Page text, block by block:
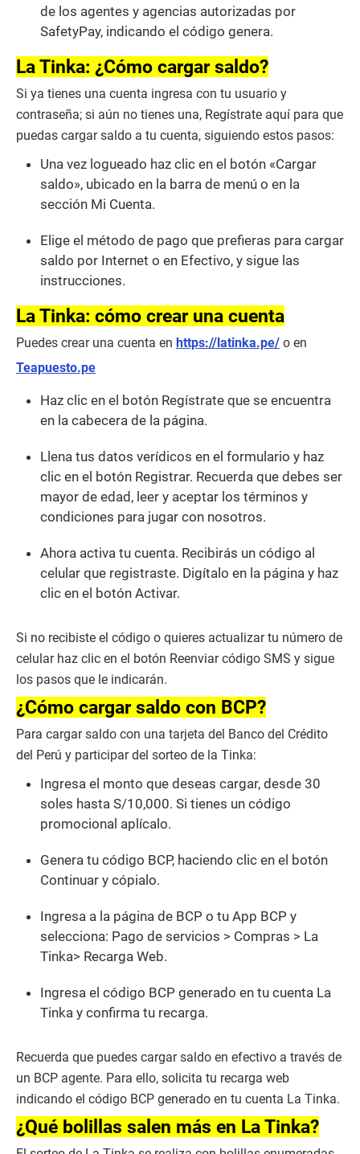
de los agentes y agencias autorizadas por
SafetyPay, indicando el código genera.
La Tinka: ¿Cómo cargar saldo?
Si ya tienes una cuenta ingresa con tu usuario y
contraseña; si aún no tienes una, Regístrate aquí para que
puedas cargar saldo a tu cuenta, siguiendo estos pasos:
Una vez logueado haz clic en el botón «Cargar
saldo», ubicado en la barra de menú o en la
sección Mi Cuenta.
Elige el método de pago que prefieras para cargar
saldo por Internet o en Efectivo, y sigue las
instrucciones.
La Tinka: cómo crear una cuenta
Puedes crear una cuenta en https://latinka.pe/ o en
Teapuesto.pe
Haz clic en el botón Regístrate que se encuentra
en la cabecera de la página.
Llena tus datos verídicos en el formulario y haz
clic en el botón Registrar. Recuerda que debes ser
mayor de edad, leer y aceptar los términos y
condiciones para jugar con nosotros.
Ahora activa tu cuenta. Recibirás un código al
celular que registraste. Digítalo en la página y haz
clic en el botón Activar.
Si no recibiste el código o quieres actualizar tu número de
celular haz clic en el botón Reenviar código SMS y sigue
los pasos que le indicarán.
¿Cómo cargar saldo con BCP?
Para cargar saldo con una tarjeta del Banco del Crédito
del Perú y participar del sorteo de la Tinka:
Ingresa el monto que deseas cargar, desde 30
soles hasta S/10,000. Si tienes un código
promocional aplícalo.
Genera tu código BCP, haciendo clic en el botón
Continuar y cópialo.
Ingresa a la página de BCP o tu App BCP y
selecciona: Pago de servicios > Compras > La
Tinka> Recarga Web.
Ingresa el código BCP generado en tu cuenta La
Tinka y confirma tu recarga.
Recuerda que puedes cargar saldo en efectivo a través de
un BCP agente. Para ello, solicita tu recarga web
indicando el código BCP generado en tu cuenta La Tinka.
¿Qué bolillas salen más en La Tinka?